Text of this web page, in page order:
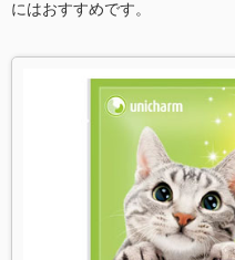
にはおすすめです。